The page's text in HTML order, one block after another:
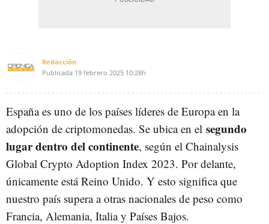
Redacción
Publicada 19 febrero 2025 10:28h
España es uno de los países líderes de Europa en la
adopción de criptomonedas. Se ubica en el segundo
lugar dentro del continente, según el Chainalysis
Global Crypto Adoption Index 2023. Por delante,
únicamente está Reino Unido. Y esto significa que
nuestro país supera a otras nacionales de peso como
Francia, Alemania, Italia y Países Bajos.